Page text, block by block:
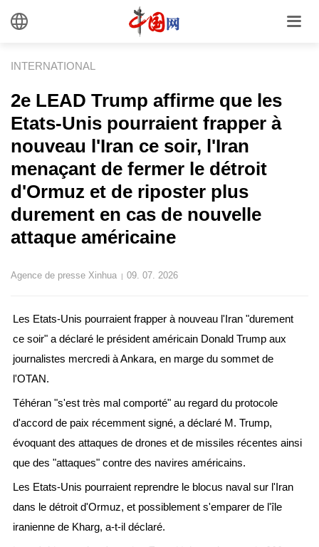
INTERNATIONAL
2e LEAD Trump affirme que les
Etats-Unis pourraient frapper à
nouveau l'Iran ce soir, l'Iran
menaçant de fermer le détroit
d'Ormuz et de riposter plus
durement en cas de nouvelle
attaque américaine
Agence de presse Xinhua | 09. 07. 2026
Les Etats-Unis pourraient frapper à nouveau l'Iran "durement
ce soir" a déclaré le président américain Donald Trump aux
journalistes mercredi à Ankara, en marge du sommet de
l'OTAN.
Téhéran "s'est très mal comporté" au regard du protocole
d'accord de paix récemment signé, a déclaré M. Trump,
évoquant des attaques de drones et de missiles récentes ainsi
que des "attaques" contre des navires américains.
Les Etats-Unis pourraient reprendre le blocus naval sur l'Iran
dans le détroit d'Ormuz, et possiblement s'emparer de l'île
iranienne de Kharg, a-t-il déclaré.